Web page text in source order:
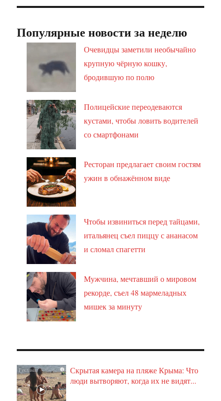
Популярные новости за неделю
Очевидцы заметили необычайно
крупную чёрную кошку,
бродившую по полю
Полицейские переодеваются
кустами, чтобы ловить водителей
со смартфонами
Ресторан предлагает своим гостям
ужин в обнажённом виде
Чтобы извиниться перед тайцами,
итальянец съел пиццу с ананасом
и сломал спагетти
Мужчина, мечтавший о мировом
рекорде, съел 48 мармеладных
мишек за минуту
i
Скрытая камера на пляже Крыма: Что
люди вытворяют, когда их не видят...